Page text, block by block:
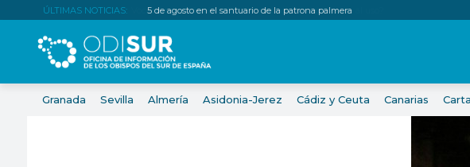
ÚLTIMAS NOTICIAS: 5 de agosto en el santuario de la patrona palmera
Granada Sevilla Almería Asidonia-Jerez Cádiz y Ceuta Canarias